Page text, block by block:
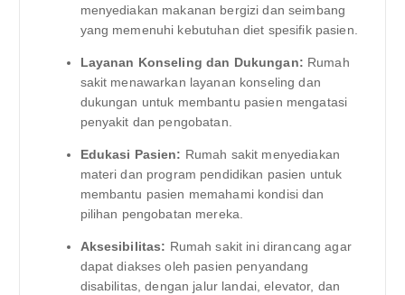
menyediakan makanan bergizi dan seimbang
yang memenuhi kebutuhan diet spesifik pasien.
Layanan Konseling dan Dukungan: Rumah
sakit menawarkan layanan konseling dan
dukungan untuk membantu pasien mengatasi
penyakit dan pengobatan.
Edukasi Pasien: Rumah sakit menyediakan
materi dan program pendidikan pasien untuk
membantu pasien memahami kondisi dan
pilihan pengobatan mereka.
Aksesibilitas: Rumah sakit ini dirancang agar
dapat diakses oleh pasien penyandang
disabilitas, dengan jalur landai, elevator, dan